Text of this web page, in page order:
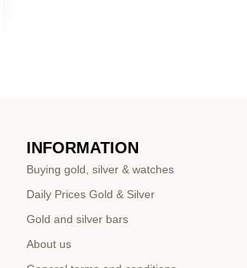
INFORMATION
Buying gold, silver & watches
Daily Prices Gold & Silver
Gold and silver bars
About us